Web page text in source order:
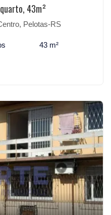
43m²
Pelotas-RS
43 m²